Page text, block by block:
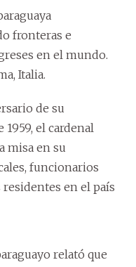
fronteras e
en el mundo.
Italia.
de su
el cardenal
misa en su
funcionarios
en el país
relató que